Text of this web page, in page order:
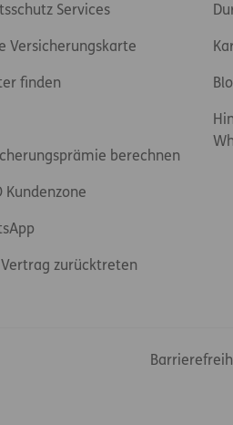
Services
Versicherungskarte
finden
berechnen
Kundenzone
zurücktreten
Footer-Links